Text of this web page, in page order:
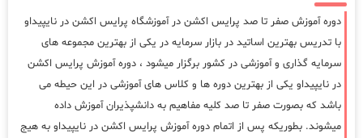
دوره آموزش صفر تا صد پرایس اکشن در آموزشگاه پرایس اکشن در نایپیداو
با تدریس بهترین اساتید در بازار سرمایه در یکی از بهترین مجموعه های
سرمایه گذاری و آموزشی در کشور برگزار میشود ، دوره آموزش پرایس اکشن
در نایپیداو یکی از بهترین دوره ها و کلاس های آموزشی در این حیطه می
باشد که بصورت صفر تا صد کلیه مفاهیم به دانشپذیران آموزش داده
میشوند. بطوریکه پس از اتمام دوره آموزش پرایس اکشن در نایپیداو به هیج